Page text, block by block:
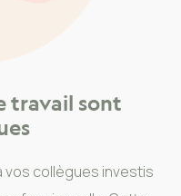
travail sont
collègues investis